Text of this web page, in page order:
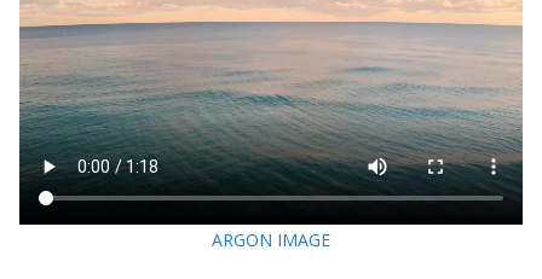
ARGON IMAGE